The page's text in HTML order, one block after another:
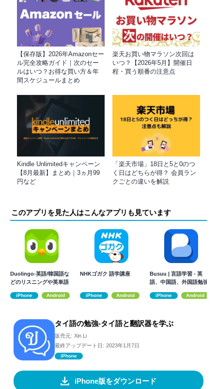
【保存版】2026年Amazonセー
ル完全攻略ガイド｜次のセー
ルはいつ？お得な買い方＆年
間スケジュールまとめ
楽天お買い物マラソン次回は
いつ？【2026年5月】開催日
程・買う順番の注意点
Kindle Unlimitedキャンペーン
【8月最新】まとめ｜3ヵ月99
円など
「楽天市場」18日と5と0のつ
く日はどちらが得？ 会員ラン
クごとの違いを解説
このアプリを見た人はこんなアプリも見ています
Duolingo-英語/韓国語な
どのリスニングや英単語
iPhone Android
NHKゴガク 語学講座
iPhone Android
Busuu | 言語学習 - 英
語、中国語、外国語勉強
iPhone Android
タイ語の勉強-タイ語と翻訳器を学ぶ
販売元: Xin Li
最終アップデート日: 2023年1月7日
iPhone
iPhone版をダウンロード